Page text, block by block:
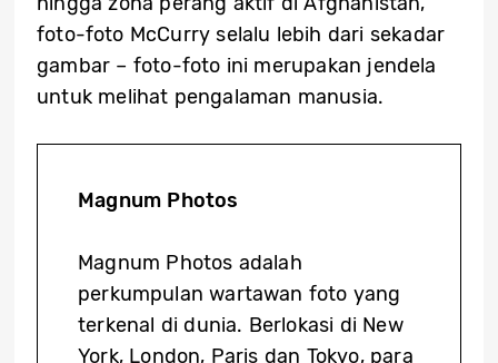
foto-foto McCurry selalu lebih dari sekadar
gambar – foto-foto ini merupakan jendela
untuk melihat pengalaman manusia.
Magnum Photos
Magnum Photos adalah
perkumpulan wartawan foto yang
terkenal di dunia. Berlokasi di New
York, London, Paris dan Tokyo, para